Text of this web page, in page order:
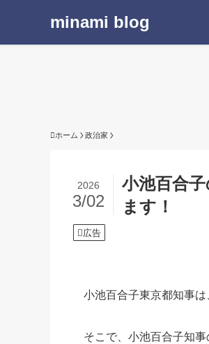
minami blog
ホーム 政治家
小池百合
ます！
2026
3/02
広告
小池百合子東京都知事は
そこで、小池百合子知